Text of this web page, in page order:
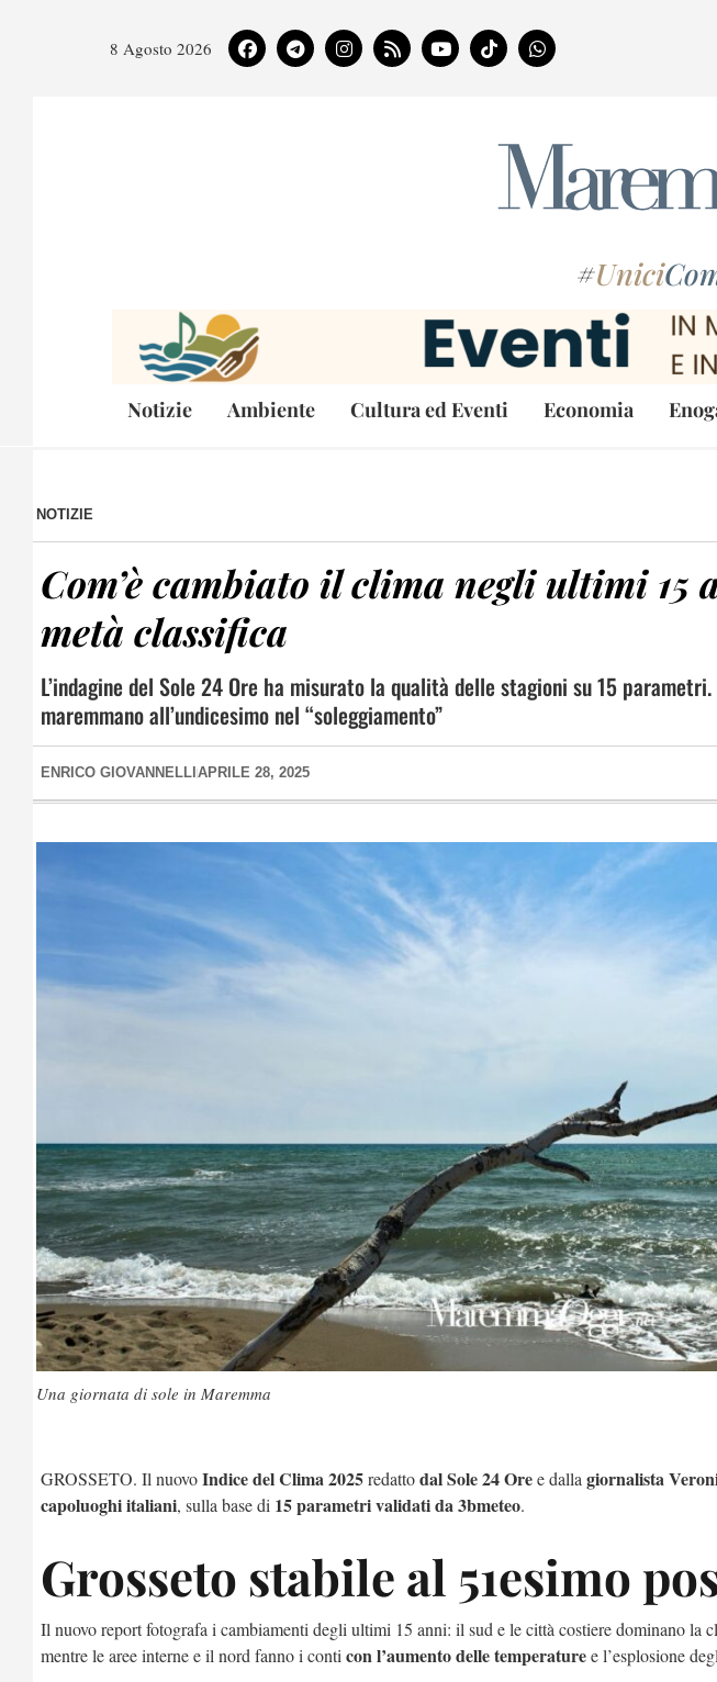
8 Agosto 2026
#Unici
Notizie Ambiente Cultura ed Eventi Economia
NOTIZIE
Com’è cambiato il clima negli ultimi 15
metà classifica
L’indagine del Sole 24 Ore ha misurato la qualità delle stagioni su 15
maremmano all’undicesimo nel “soleggiamento”
ENRICO GIOVANNELLI APRILE 28, 2025
Una giornata di sole in Maremma
GROSSETO. Il nuovoIndice del Clima 2025redattodal Sole 24 Oree dalla giornalista
capoluoghi italiani, sulla base di 15 parametri validati da 3bmeteo.
Grosseto stabile al 51esimo
Il nuovo report fotografa i cambiamenti degli ultimi 15 anni: il sud e le città costiere dominano la
mentre le aree interne e il nord fanno i conti con l’aumento delle temperaturee l’esplosione